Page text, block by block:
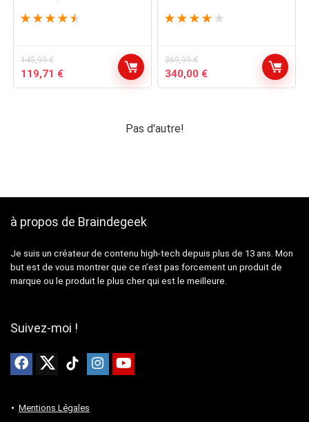
★ ★ ★ ★ ★
145,99€
Le
prix
119,71 €Le
prix
★ ★ ★ ★ ★
369,99€
Le
prix
369,99 €.
340,00 €Le
prix
Pas d'autre!
à propos de Braindegeek
Je suis un créateur de contenu high-tech depuis plus de 13 ans. Mon
but est de vous montrer que ce n’est pas forcement un produit de
marque ou le produit le plus cher qui est le meilleure.
Suivez-moi !
Mentions Légales